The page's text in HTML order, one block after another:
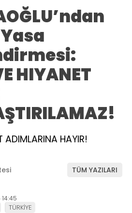
HIYANET
ADIMLARINA HAYIR!
TÜM YAZILARI
TÜRKİYE